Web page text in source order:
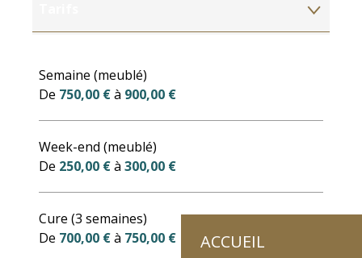
ACCUEIL
Semaine (meublé)
De 750,00 €à 900,00 €
Week-end (meublé)
De 250,00 €à 300,00 €
Cure (3 semaines)
De 700,00 €à 750,00 €